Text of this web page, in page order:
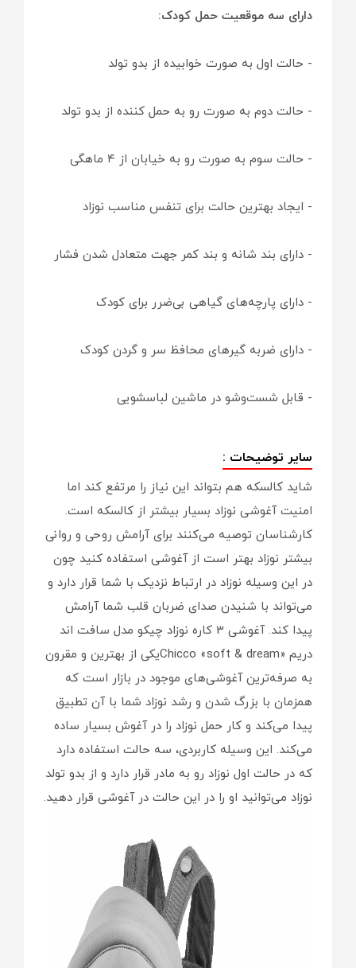
دارای سه موقعیت حمل کودک:
- حالت اول به‌ صورت خوابیده از بدو تولد
- حالت دوم به‌ صورت رو به حمل کننده از بدو تولد
- حالت سوم به‌ صورت رو به‌ خیابان از ۴ ماهگی
- ایجاد بهترین حالت برای تنفس مناسب نوزاد
- دارای بند شانه و بند کمر جهت متعادل شدن فشار
- دارای پارچه‌های گیاهی بی‌ضرر برای کودک
- دارای ضربه گیرهای محافظ سر و گردن کودک
- قابل شست‌وشو در ماشین لباسشویی
سایر توضیحات :
شاید کالسکه هم بتواند این نیاز را مرتفع کند اما
امنیت آغوشی نوزاد بسیار بیشتر از کالسکه است.
کارشناسان توصیه می‌کنند برای آرامش روحی و روانی
بیشتر نوزاد بهتر است از آغوشی استفاده کنید چون
در این وسیله نوزاد در ارتباط نزدیک با شما قرار دارد و
می‌تواند با شنیدن صدای ضربان قلب شما آرامش
پیدا کند. آغوشی 3 کاره نوزاد چیکو مدل سافت اند
دریم «Chicco «soft & dreamیکی از بهترین و مقرون
به صرفه‌ترین آغوشی‌های موجود در بازار است که
همزمان با بزرگ شدن و رشد نوزاد شما با آن تطبیق
پیدا می‌کند و کار حمل نوزاد را در آغوش بسیار ساده
می‌کند. این وسیله کاربردی، سه حالت استفاده دارد
که در حالت اول نوزاد رو به مادر قرار دارد و از بدو تولد
نوزاد می‌توانید او را در این حالت در آغوشی قرار دهید.